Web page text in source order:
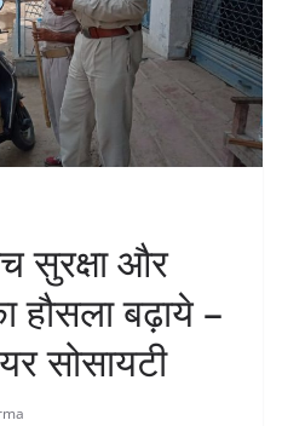
सुरक्षा और
हौसला बढ़ाये –
सोसायटी